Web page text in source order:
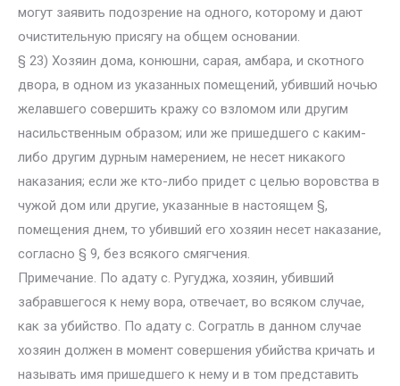
могут заявить подозрение на одного, которому и дают
очистительную присягу на общем основании.
§ 23) Хозяин дома, конюшни, сарая, амбара, и скотного
двора, в одном из указанных помещений, убивший ночью
желавшего совершить кражу со взломом или другим
насильственным образом; или же пришедшего с каким-
либо другим дурным намерением, не несет никакого
наказания; если же кто-либо придет с целью воровства в
чужой дом или другие, указанные в настоящем §,
помещения днем, то убивший его хозяин несет наказание,
согласно § 9, без всякого смягчения.
Примечание. По адату с. Ругуджа, хозяин, убивший
забравшегося к нему вора, отвечает, во всяком случае,
как за убийство. По адату с. Согратль в данном случае
хозяин должен в момент совершения убийства кричать и
называть имя пришедшего к нему и в том представить